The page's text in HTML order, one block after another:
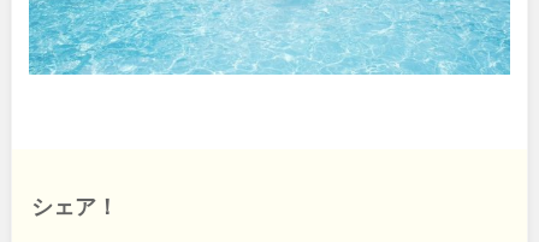
神奈川
バスケットゴール
ふわふわドーム
健康遊具
ゲートボール
シェア！